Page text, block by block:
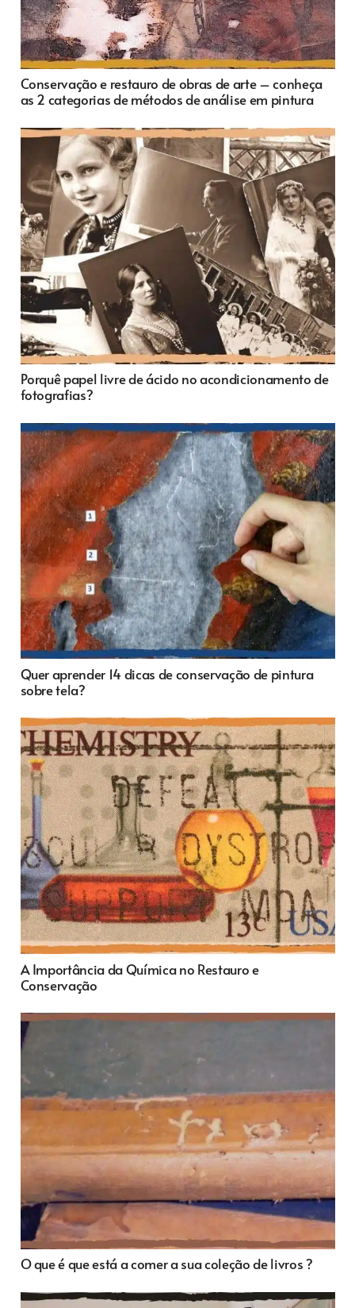
Conservação e restauro de obras de arte – conheça
as 2 categorias de métodos de análise em pintura
Porquê papel livre de ácido no acondicionamento de
fotografias?
Quer aprender 14 dicas de conservação de pintura
sobre tela?
A Importância da Química no Restauro e
Conservação
O que é que está a comer a sua coleção de livros ?